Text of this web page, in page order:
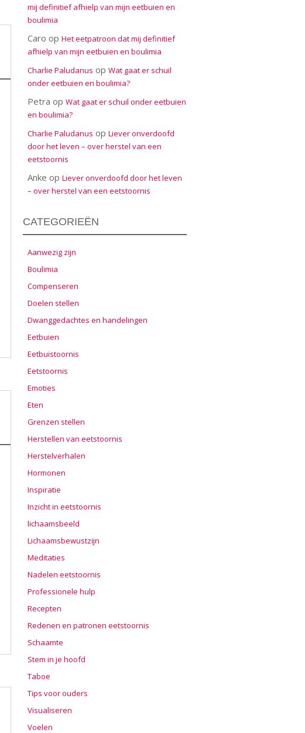
mij definitief afhielp van mijn eetbuien en
boulimia
Caro op Het eetpatroon dat mij definitief
afhielp van mijn eetbuien en boulimia
Charlie Paludanus op Wat gaat er schuil
onder eetbuien en boulimia?
Petra op Wat gaat er schuil onder eetbuien
en boulimia?
Charlie Paludanus op Liever onverdoofd
door het leven – over herstel van een
eetstoornis
Anke op Liever onverdoofd door het leven
– over herstel van een eetstoornis
CATEGORIEËN
Aanwezig zijn
Boulimia
Compenseren
Doelen stellen
Dwanggedachtes en handelingen
Eetbuien
Eetbuistoornis
Eetstoornis
Emoties
Eten
Grenzen stellen
Herstellen van eetstoornis
Herstelverhalen
Hormonen
Inspiratie
Inzicht in eetstoornis
lichaamsbeeld
Lichaamsbewustzijn
Meditaties
Nadelen eetstoornis
Professionele hulp
Recepten
Redenen en patronen eetstoornis
Schaamte
Stem in je hoofd
Taboe
Tips voor ouders
Visualiseren
Voelen